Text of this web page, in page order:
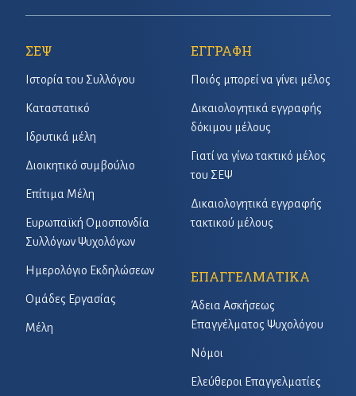
ΣΕΨ
Ιστορία του Συλλόγου
Καταστατικό
Ιδρυτικά μέλη
Διοικητικό συμβούλιο
Επίτιμα Μέλη
Ευρωπαϊκή Ομοσπονδία
Συλλόγων Ψυχολόγων
Ημερολόγιο Εκδηλώσεων
Ομάδες Εργασίας
Μέλη
ΕΓΓΡΑΦΗ
Ποιός μπορεί να γίνει μέλος
Δικαιολογητικά εγγραφής
δόκιμου μέλους
Γιατί να γίνω τακτικό μέλος
του ΣΕΨ
Δικαιολογητικά εγγραφής
τακτικού μέλους
ΕΠΑΓΓΕΛΜΑΤΙΚΑ
Άδεια Ασκήσεως
Επαγγέλματος Ψυχολόγου
Νόμοι
Ελεύθεροι Επαγγελματίες